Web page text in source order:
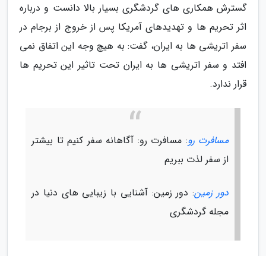
گسترش همکاری های گردشگری بسیار بالا دانست و درباره
اثر تحریم ها و تهدیدهای آمریکا پس از خروج از برجام در
سفر اتریشی ها به ایران، گفت: به هیچ وجه این اتفاق نمی
افتد و سفر اتریشی ها به ایران تحت تاثیر این تحریم ها
قرار ندارد.
مسافرت رو: مسافرت رو: آگاهانه سفر کنیم تا بیشتر
از سفر لذت ببریم
دور زمین: دور زمین: آشنایی با زیبایی های دنیا در
مجله گردشگری